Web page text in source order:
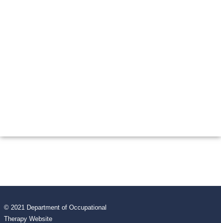
© 2021 Department of Occupational
Therapy Website